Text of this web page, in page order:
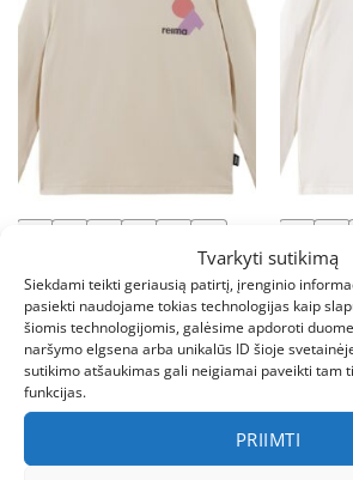
Tvarkyti sutikimą
Siekdami teikti geriausią patirtį, įrenginio
pasiekti naudojame tokias technologijas kaip
šiomis technologijomis, galėsime apdoroti
naršymo elgsena arba unikalūs ID šioje
sutikimo atšaukimas gali neigiamai paveikti tam
funkcijas.
PRIIMTI
152
LAVINAMIEJI ŽAISLAI
REIMA Inista marškinėliai su
ilgomis rankovėmis vaikams
€29.95
152
REIMA
vaikams